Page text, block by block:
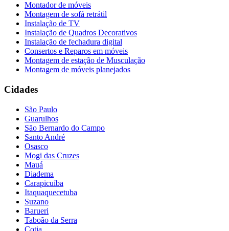
Montador de móveis
Montagem de sofá retrátil
Instalação de TV
Instalação de Quadros Decorativos
Instalação de fechadura digital
Consertos e Reparos em móveis
Montagem de estação de Musculação
Montagem de móveis planejados
Cidades
São Paulo
Guarulhos
São Bernardo do Campo
Santo André
Osasco
Mogi das Cruzes
Mauá
Diadema
Carapicuíba
Itaquaquecetuba
Suzano
Barueri
Taboão da Serra
Cotia